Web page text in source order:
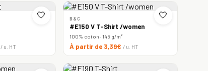
🤍
/ u. HT
🤍
B&C
#E150 V T-Shirt /women
100% coton · 145 g/m²
À partir de 3,39€ / u. HT